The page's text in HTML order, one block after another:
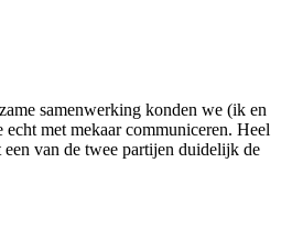
samenwerking konden we (ik en
met mekaar communiceren. Heel
van de twee partijen duidelijk de